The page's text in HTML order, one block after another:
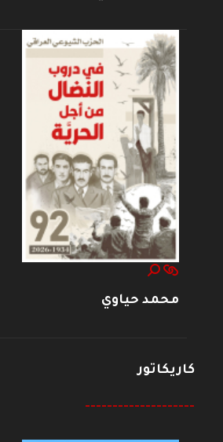
محمد حياوي
كاريكاتور
--------------------